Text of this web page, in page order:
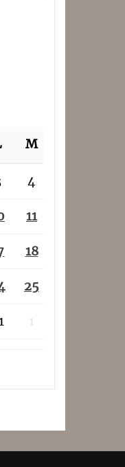
M
4
11
18
25
1